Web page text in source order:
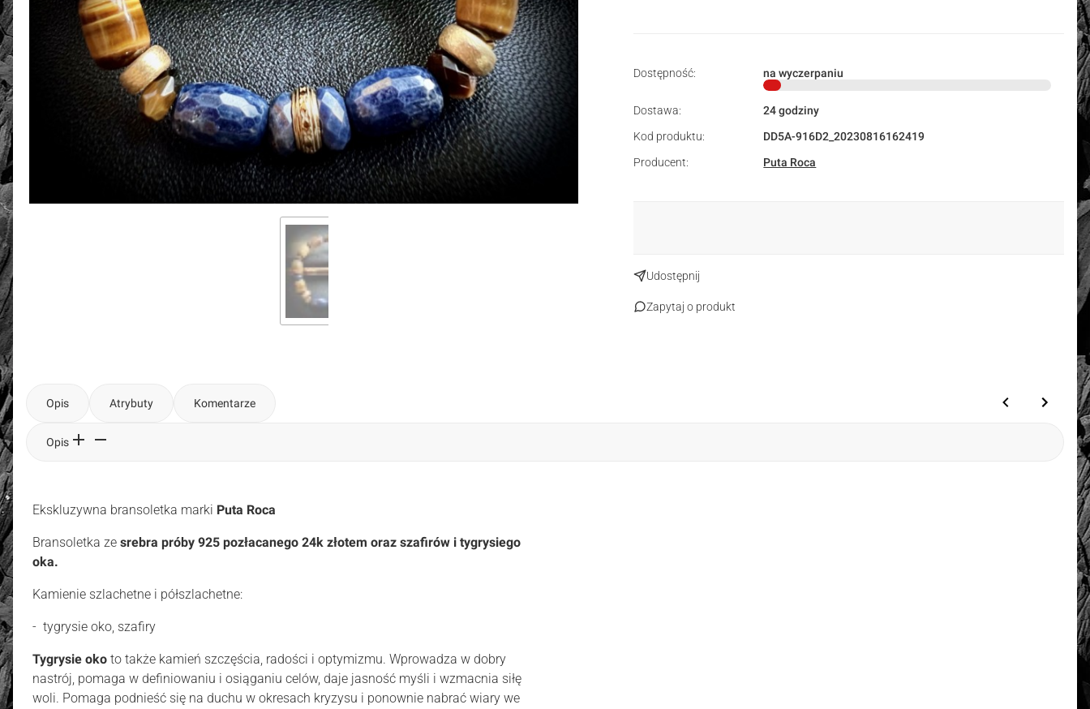
Dostępność: na wyczerpaniu
Dostawa:
24 godziny
Kod produktu:
DD5A-916D2_20230816162419
Producent:
Puta Roca
Udostępnij
Zapytaj o produkt
Opis Atrybuty Komentarze
Opis
Ekskluzywna bransoletka marki Puta Roca
Bransoletka ze srebra próby 925 pozłacanego 24k złotem oraz szafirów i tygrysiego
oka.
Kamienie szlachetne i półszlachetne:
- tygrysie oko, szafiry
Tygrysie oko to także kamień szczęścia, radości i optymizmu. Wprowadza w dobry
nastrój, pomaga w definiowaniu i osiąganiu celów, daje jasność myśli i wzmacnia siłę
woli. Pomaga podnieść się na duchu w okresach kryzysu i ponownie nabrać wiary we